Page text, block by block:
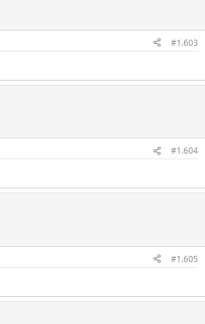
#1.603
#1.604
#1.605